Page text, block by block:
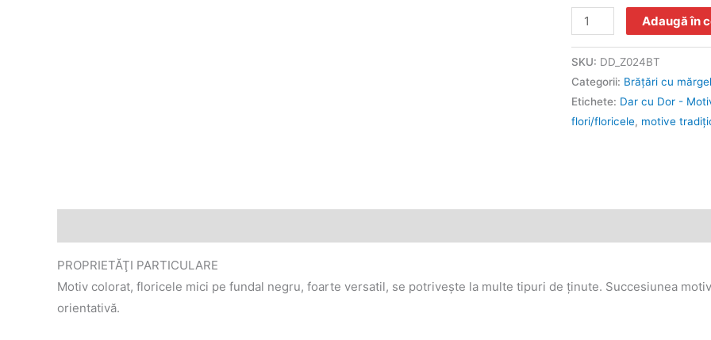
Adaugă în
SKU: DD_Z024BT
Categorii: Brățări cu
Etichete: Dar cu Dor -
flori/floricele, motive
PROPRIETĂŢI PARTICULARE
Motiv colorat, floricele mici pe fundal negru, foarte versatil, se potriveşte la multe tipuri de ţinute. Succesiunea
orientativă.